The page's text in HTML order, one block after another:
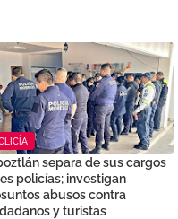
separa de sus cargos
policías; investigan
abusos contra
y turistas